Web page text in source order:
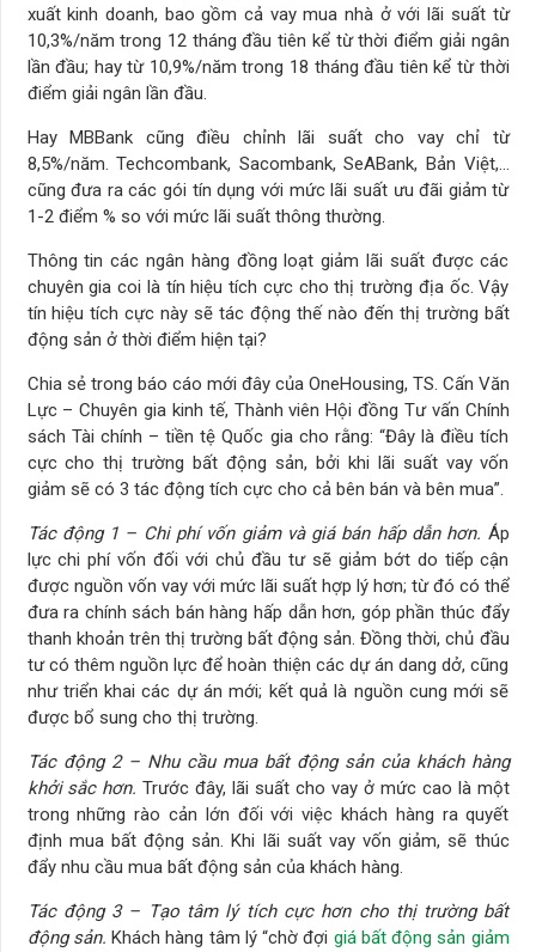
xuất kinh doanh, bao gồm cả vay mua nhà ở với lãi suất từ
10,3%/năm trong 12 tháng đầu tiên kể từ thời điểm giải ngân
lần đầu; hay từ 10,9%/năm trong 18 tháng đầu tiên kể từ thời
điểm giải ngân lần đầu.
Hay MBBank cũng điều chỉnh lãi suất cho vay chỉ từ
8,5%/năm. Techcombank, Sacombank, SeABank, Bản Việt,…
cũng đưa ra các gói tín dụng với mức lãi suất ưu đãi giảm từ
1-2 điểm % so với mức lãi suất thông thường.
Thông tin các ngân hàng đồng loạt giảm lãi suất được các
chuyên gia coi là tín hiệu tích cực cho thị trường địa ốc. Vậy
tín hiệu tích cực này sẽ tác động thế nào đến thị trường bất
động sản ở thời điểm hiện tại?
Chia sẻ trong báo cáo mới đây của OneHousing, TS. Cấn Văn
Lực – Chuyên gia kinh tế, Thành viên Hội đồng Tư vấn Chính
sách Tài chính – tiền tệ Quốc gia cho rằng: “Đây là điều tích
cực cho thị trường bất động sản, bởi khi lãi suất vay vốn
giảm sẽ có 3 tác động tích cực cho cả bên bán và bên mua”.
Tác động 1 – Chi phí vốn giảm và giá bán hấp dẫn hơn. Áp
lực chi phí vốn đối với chủ đầu tư sẽ giảm bớt do tiếp cận
được nguồn vốn vay với mức lãi suất hợp lý hơn; từ đó có thể
đưa ra chính sách bán hàng hấp dẫn hơn, góp phần thúc đẩy
thanh khoản trên thị trường bất động sản. Đồng thời, chủ đầu
tư có thêm nguồn lực để hoàn thiện các dự án dang dở, cũng
như triển khai các dự án mới; kết quả là nguồn cung mới sẽ
được bổ sung cho thị trường.
Tác động 2 – Nhu cầu mua bất động sản của khách hàng
khởi sắc hơn.Trước đây, lãi suất cho vay ở mức cao là một
trong những rào cản lớn đối với việc khách hàng ra quyết
định mua bất động sản. Khi lãi suất vay vốn giảm, sẽ thúc
đẩy nhu cầu mua bất động sản của khách hàng.
Tác động 3 – Tạo tâm lý tích cực hơn cho thị trường bất
động sản. Khách hàng tâm lý “chờ đợi giá bất động sản giảm